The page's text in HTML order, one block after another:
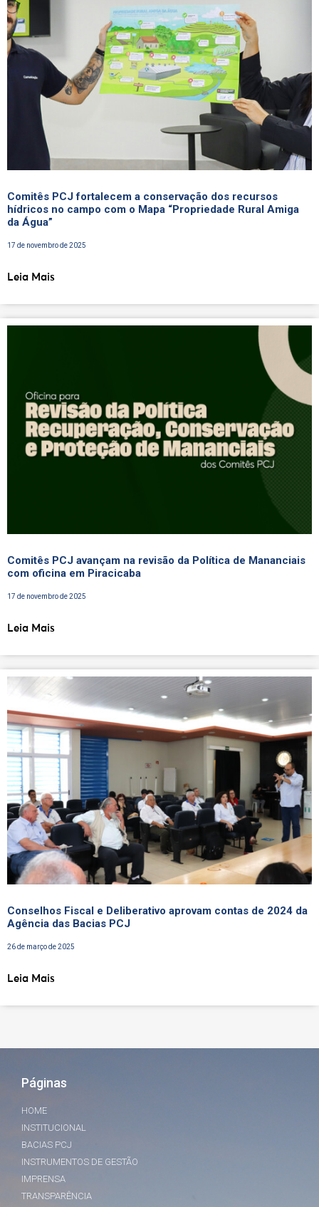
Comitês PCJ fortalecem a conservação dos recursos
hídricos no campo com o Mapa “Propriedade Rural Amiga
da Água”
17 de novembro de 2025
Leia Mais
Comitês PCJ avançam na revisão da Política de Mananciais
com oficina em Piracicaba
17 de novembro de 2025
Leia Mais
Conselhos Fiscal e Deliberativo aprovam contas de 2024 da
Agência das Bacias PCJ
26 de março de 2025
Leia Mais
Páginas
HOME
INSTITUCIONAL
BACIAS PCJ
INSTRUMENTOS DE GESTÃO
IMPRENSA
TRANSPARÊNCIA